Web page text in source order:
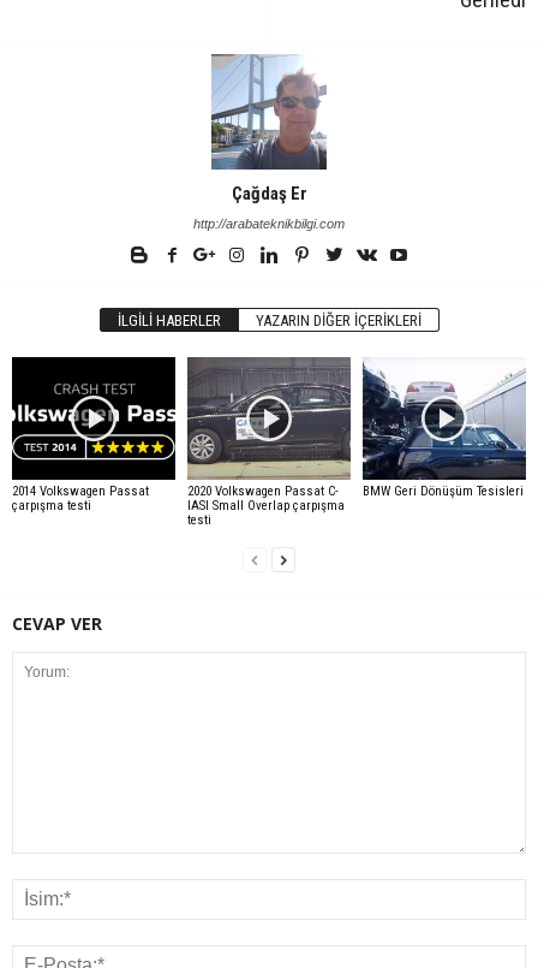
Çağdaş Er
http://arabateknikbilgi.com
İLGILI HABERLER YAZARIN DIĞER İÇERIKLERI
2014 Volkswagen Passat
çarpışma testi
2020 Volkswagen Passat C-
IASI Small Overlap çarpışma
testi
BMW Geri Dönüşüm Tesisleri
CEVAP VER